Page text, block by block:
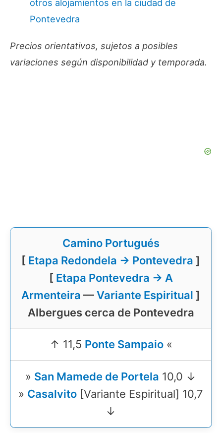
otros alojamientos en la ciudad de
Pontevedra
Precios orientativos, sujetos a posibles
variaciones según disponibilidad y temporada.
Camino Portugués
[ Etapa Redondela → Pontevedra ]
[ Etapa Pontevedra → A
Armenteira —Variante Espiritual ]
Albergues cerca de Pontevedra
↑ 11,5 Ponte Sampaio«
» San Mamede de Portela 10,0 ↓
» Casalvito [Variante Espiritual] 10,7
↓